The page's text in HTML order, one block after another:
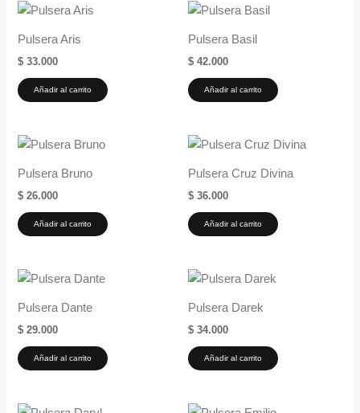
Pulsera Aris
$ 33.000
Añadir al carrito
Pulsera Basil
$ 42.000
Añadir al carrito
Pulsera Bruno
$ 26.000
Añadir al carrito
Pulsera Cruz Divina
$ 36.000
Añadir al carrito
Pulsera Dante
$ 29.000
Añadir al carrito
Pulsera Darek
$ 34.000
Añadir al carrito